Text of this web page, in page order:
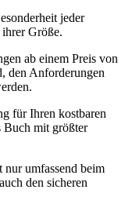
jeder
Größe.
ab einem Preis von
den Anforderungen
für Ihren kostbaren
Buch mit größter
nur umfassend beim
den sicheren